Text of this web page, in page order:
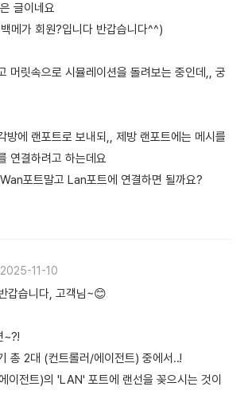
글이네요
메가 회원?입니다 반갑습니다^^)
머릿속으로 시뮬레이션을 돌려보는 중인데,, 궁
방에 랜포트로 보내되,, 제방 랜포트에는 메시를
연결하려고 하는데요
포트말고 Lan포트에 연결하면 될까요?
2025-11-10
갑습니다, 고객님~😊
~?!
총 2대 (컨트롤러/에이전트) 중에서..!
이전트)의 'LAN' 포트에 랜선을 꽂으시는 것이